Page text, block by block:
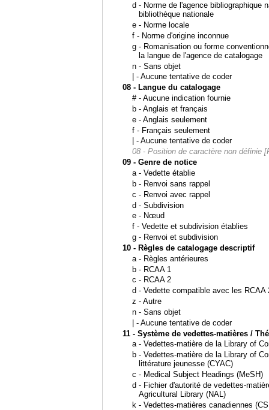
d - Norme de l'agence bibliographique
bibliothèque nationale
e - Norme locale
f - Norme d'origine inconnue
g - Romanisation ou forme
la langue de l'agence de catalogage
n - Sans objet
| - Aucune tentative de coder
08 - Langue du catalogage
# - Aucune indication fournie
b - Anglais et français
e - Anglais seulement
f - Français seulement
| - Aucune tentative de coder
08 - Position de caractère non définie
09 - Genre de notice
a - Vedette établie
b - Renvoi sans rappel
c - Renvoi avec rappel
d - Subdivision
e - Nœud
f - Vedette et subdivision établies
g - Renvoi et subdivision
10 - Règles de catalogage descriptif
a - Règles antérieures
b - RCAA 1
c - RCAA 2
d - Vedette compatible avec les RCAA
z - Autre
n - Sans objet
| - Aucune tentative de coder
11 - Système de vedettes-matières /
a - Vedettes-matière de la Library of
b - Vedettes-matière de la Library of
littérature jeunesse (CYAC)
c - Medical Subject Headings (MeSH)
d - Fichier d'autorité de vedettes-
Agricultural Library (NAL)
k - Vedettes-matières canadiennes